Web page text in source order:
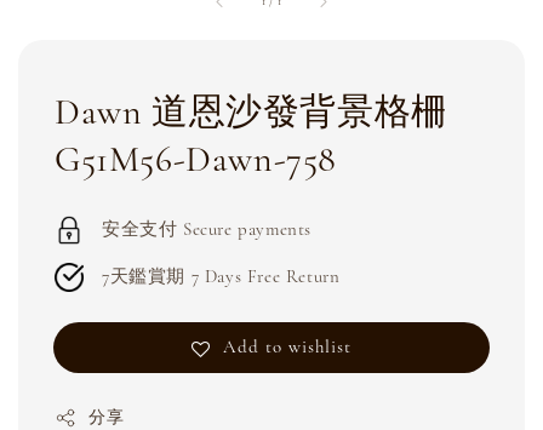
Dawn 道恩沙發背景格柵
G51M56-Dawn-758
安全支付 Secure payments
7天鑑賞期 7 Days Free Return
Add to wishlist
分享